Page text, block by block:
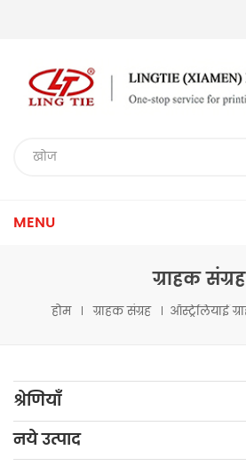
MENU
ग्राहक संग्रह
होम ग्राहक संग्रह
श्रेणियाँ
नये उत्पाद